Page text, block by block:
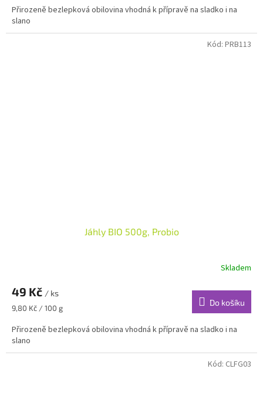
Přirozeně bezlepková obilovina vhodná k přípravě na sladko i na
slano
Jáhly BIO 500g, Probio
Skladem
49 Kč / ks
Měrná
9,80 Kč / 100 g
Do košíku
Přirozeně bezlepková obilovina vhodná k přípravě na sladko i na
slano
Kód: PRB113
Kód: CLFG03